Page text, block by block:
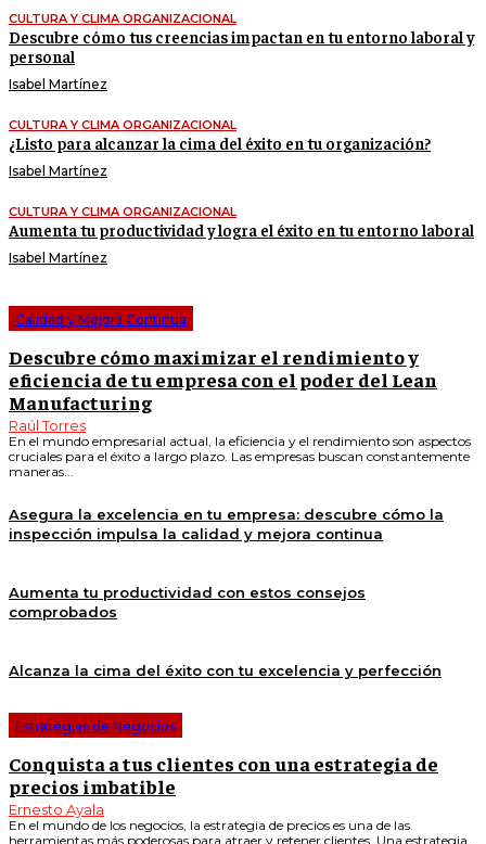
CULTURA Y CLIMA ORGANIZACIONAL
Descubre cómo tus creencias impactan en tu entorno laboral y
personal
Isabel Martínez
CULTURA Y CLIMA ORGANIZACIONAL
¿Listo para alcanzar la cima del éxito en tu organización?
Isabel Martínez
CULTURA Y CLIMA ORGANIZACIONAL
Aumenta tu productividad y logra el éxito en tu entorno laboral
Isabel Martínez
Calidad y Mejora Continua
Descubre cómo maximizar el rendimiento y
eficiencia de tu empresa con el poder del Lean
Manufacturing
Raúl Torres
En el mundo empresarial actual, la eficiencia y el rendimiento son aspectos
cruciales para el éxito a largo plazo. Las empresas buscan constantemente
maneras...
Asegura la excelencia en tu empresa: descubre cómo la
inspección impulsa la calidad y mejora continua
Aumenta tu productividad con estos consejos
comprobados
Alcanza la cima del éxito con tu excelencia y perfección
Estrategias de Negocios
Conquista a tus clientes con una estrategia de
precios imbatible
Ernesto Ayala
En el mundo de los negocios, la estrategia de precios es una de las
herramientas más poderosas para atraer y retener clientes. Una estrategia...